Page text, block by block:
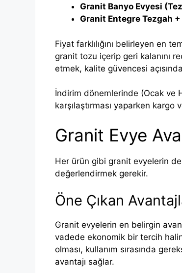
Granit Banyo Evyesi
Granit Entegre Tezgah +
Fiyat farklılığını belirleyen en
granit tozu içerip geri kalanını
etmek, kalite güvencesi
İndirim dönemlerinde (Ocak ve
karşılaştırması yaparken
Granit Evye
Her ürün gibi granit evyelerin
değerlendirmek gerekir.
Öne Çıkan
Granit evyelerin en belirgin
vadede ekonomik bir tercih
olması, kullanım sırasında
avantajı sağlar.